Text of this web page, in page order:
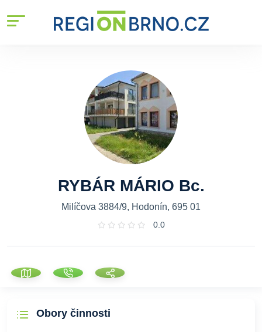
RYBÁR MÁRIO Bc.
Milíčova 3884/9, Hodonín, 695 01
0.0
Obory činnosti